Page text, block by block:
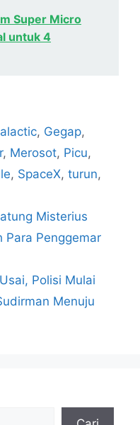
Super Micro
untuk 4
, Gegap,
, Merosot, Picu,
, SpaceX, turun,
Misterius
Para Penggemar
Polisi Mulai
Menuju